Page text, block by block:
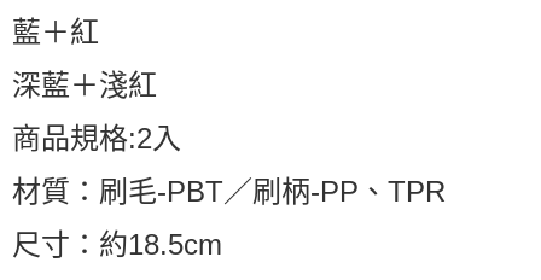
藍＋紅
深藍＋淺紅
商品規格:2入
材質：刷毛-PBT／刷柄-PP、TPR
尺寸：約18.5cm